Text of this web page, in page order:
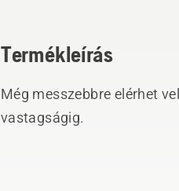
Termékleírás
Még messzebbre elérhet
vastagságig.